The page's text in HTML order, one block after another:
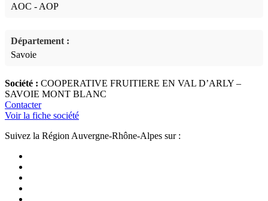
AOC - AOP
Département :
Savoie
Société : COOPERATIVE FRUITIERE EN VAL D’ARLY –
SAVOIE MONT BLANC
Contacter
Voir la fiche société
Suivez la Région Auvergne-Rhône-Alpes sur :